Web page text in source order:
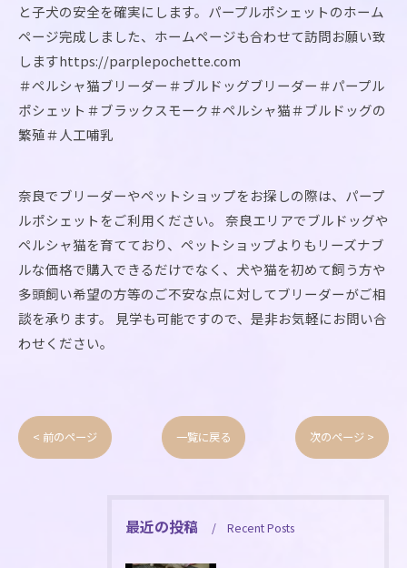
と子犬の安全を確実にします。パープルポシェットのホーム
ページ完成しました、ホームページも合わせて訪問お願い致
しますhttps://parplepochette.com
＃ペルシャ猫ブリーダー＃ブルドッグブリーダー＃パープル
ポシェット＃ブラックスモーク＃ペルシャ猫＃ブルドッグの
繁殖＃人工哺乳
奈良でブリーダーやペットショップをお探しの際は、パープ
ルポシェットをご利用ください。 奈良エリアでブルドッグや
ペルシャ猫を育てており、ペットショップよりもリーズナブ
ルな価格で購入できるだけでなく、犬や猫を初めて飼う方や
多頭飼い希望の方等のご不安な点に対してブリーダーがご相
談を承ります。 見学も可能ですので、是非お気軽にお問い合
わせください。
< 前のページ 一覧に戻る 次のページ >
最近の投稿 Recent Posts